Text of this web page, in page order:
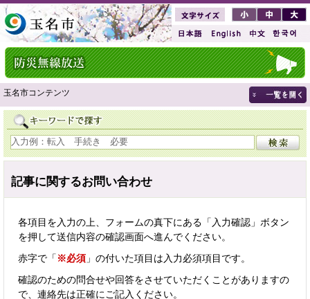
玉名市コンテンツ
記事に関するお問い合わせ
各項目を入力の上、フォームの真下にある「入力確認」ボタン
を押して送信内容の確認画面へ進んでください。
赤字で「 ※必須 」の付いた項目は入力必須項目です。
確認のための問合せや回答をさせていただくことがありますの
で、連絡先は正確にご記入ください。